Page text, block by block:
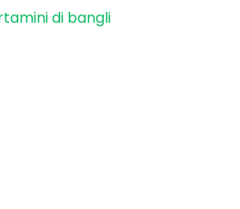
di bangli